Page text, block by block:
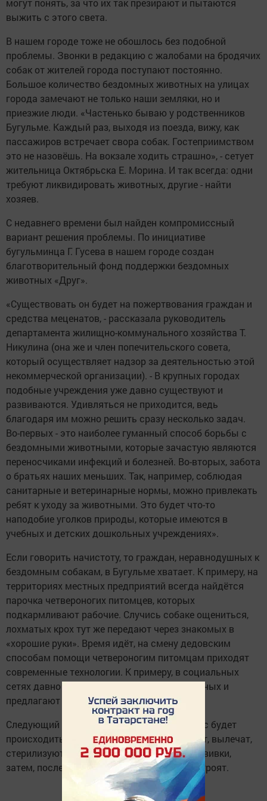
могут понять, за что их так презирают и пытаются
выжить с этого света.
В нашем городе тоже не обошлось без подобной
проблемы. Звонки в редакцию с жалобами на бродячих
собак от жителей города поступают постоянно.
Большое количество бездомных животных на улицах
города замечают не только наши земляки, но и
приезжие люди. «Частенько бываю у родственников
Бугульме. Каждый раз, выходя из поезда, вижу, как
пассажиров встречает свора собак. Гостеприимством
это не назовёшь. На вокзале ходить страшно», - сетует
жительница Октябрьска Е. Морина. И так всегда: одни
требуют ликвидировать животных, другие - найти
хозяев.
С недавнего времени был найден компромиссный
вариант решения проблемы. По инициативе
бугульминца Г. Гусева в нашем городе создан
благотворительный фонд поддержки бездомных
животных «Друг».
«Существовать он будет на пожертвования граждан и
средства меценатов, - рассказала руководитель
департамента жилищно-коммунального хозяйства Т.
Никулина (она же и член попечительского совета,
который осуществляет надзор за деятельностью этой
некоммерческой организации). - В крупных городах
подобные учреждения уже давно существуют и
развиваются. Удивляться не приходится, ведь
благодаря им можно решить сразу несколько задач.
Во-первых - это наиболее гуманный способ борьбы с
бездомными животными, которые зачастую являются
переносчиками инфекций и болезней. Во-вторых, забота
о братьях наших меньших. Так, например, соблюдая
санитарные и ветеринарные нормы, можно привлекать
ребят к уходу за животными. Это будет что-то
наподобие уголков природы, которые имеются в
учебных и детских дошкольных учреждениях».
Если говорить начистоту, то граждан, неравнодушных к
бездомным собакам, в Бугульме хватает. К примеру, на
территориях местных предприятий всегда найдётся
парочка четвероногих питомцев, которых
подкармливают рабочие. Случись собаке ощениться,
лохматых крох тут же передают через знакомых в
«хорошие руки». Время идёт, на смену дедовским
способам помощи четвероногим питомцам приходят
современные технологии. К примеру, в социальных
сетях давно уже выкладывают фото животных и
предлагают их забрать.
Следующий шаг - создание приюта. Процесс будет
происходить примерно так: собаку поймают, вылечат,
стерилизуют, сделают ей необходимые прививки,
затем, после прохождения карантина, пристроят.